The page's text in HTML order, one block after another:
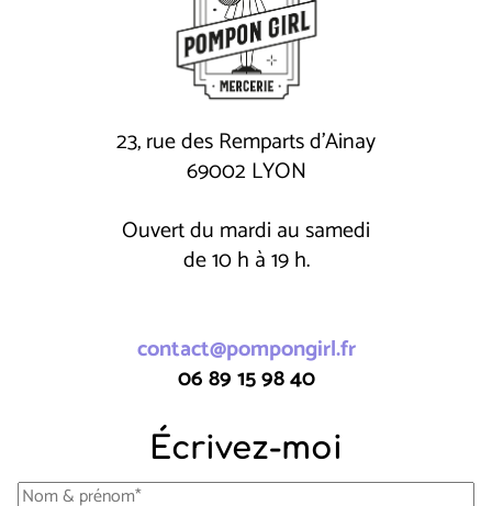
23, rue des Remparts d'Ainay
69002 LYON
Ouvert du mardi au samedi
de 10 h à 19 h.
contact@pompongirl.fr
06 89 15 98 40
Écrivez-moi